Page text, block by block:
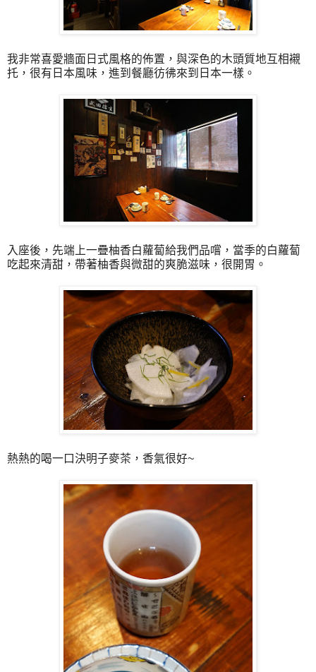
我非常喜愛牆面日式風格的佈置，與深色的木頭質地互相襯
托，很有日本風味，進到餐廳彷彿來到日本一樣。
入座後，先端上一疊柚香白蘿蔔給我們品嚐，當季的白蘿蔔
吃起來清甜，帶著柚香與微甜的爽脆滋味，很開胃。
熱熱的喝一口決明子麥茶，香氣很好~